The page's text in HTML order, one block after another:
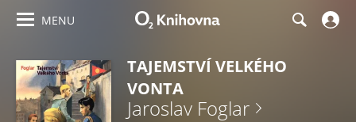
MENU
TAJEMSTVÍ VELKÉHO
VONTA
Jaroslav Foglar